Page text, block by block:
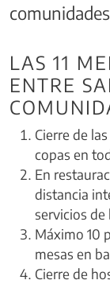
LAS 11
ENTRE
Cierre de
copas en
En
distancia
servicios de
Máximo 10
mesas en
Cierre de